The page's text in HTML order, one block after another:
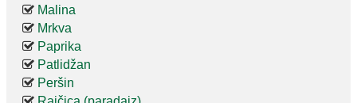
Malina
Mrkva
Paprika
Patlidžan
Peršin